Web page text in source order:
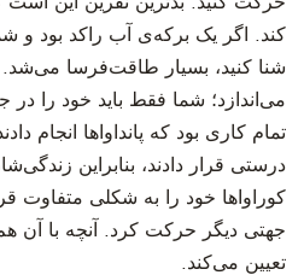
کند. اگر یک برکه‌ی آب راکد بود و
شنا کنید، بسیار طاقت‌فرسا
می‌اندازد؛ شما فقط باید خود را در
تمام کاری بود که پانداواها انجام
درستی قرار دادند، بنابراین
کوراواها خود را به شکلی متفاوت
جهتی دیگر حرکت کرد. آنچه با آن
تعیین می‌کند.